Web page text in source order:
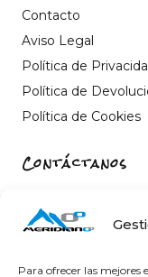
Para ofrecer las mejores
Contacto
Aviso Legal
Política de
Política de
Política de Cookies
Contáctanos
Castelló